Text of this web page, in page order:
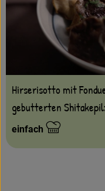
Hirserisotto mit
gebutterten
Schwierigkeit:
einfach